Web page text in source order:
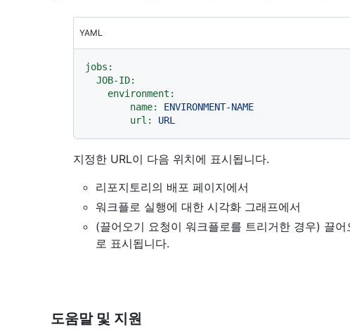
YAML
jobs:
JOB-ID:
environment:
name:
ENVIRONMENT-NAME
url:
URL
지정한 URL이 다음 위치에 표시됩니다.
리포지토리의 배포 페이지에서
워크플로 실행에 대한 시각화 그래프에서
(끌어오기 요청이 워크플로를 트리거한 경우) 끌
로 표시됩니다.
도움말 및 지원